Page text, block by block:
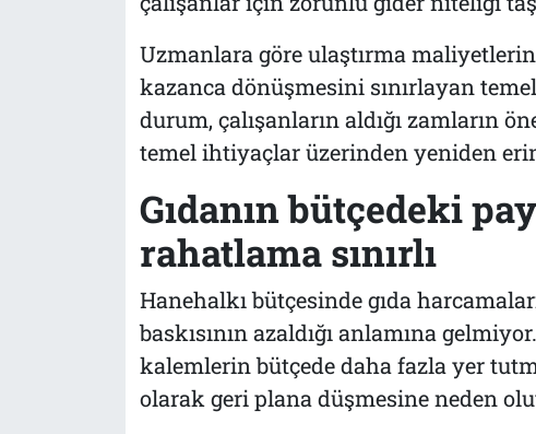
Uzmanlara göre ulaştırma
kazanca dönüşmesini sınırlayan
durum, çalışanların aldığı zamların
temel ihtiyaçlar üzerinden yeniden
Gıdanın bütçedeki
rahatlama sınırlı
Hanehalkı bütçesinde gıda
baskısının azaldığı anlamına
kalemlerin bütçede daha fazla yer
olarak geri plana düşmesine neden